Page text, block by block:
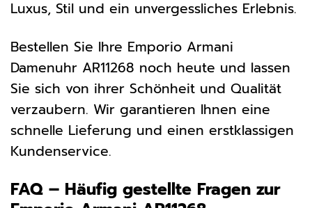
Luxus, Stil und ein unvergessliches Erlebnis.
Bestellen Sie Ihre Emporio Armani
Damenuhr AR11268 noch heute und lassen
Sie sich von ihrer Schönheit und Qualität
verzaubern. Wir garantieren Ihnen eine
schnelle Lieferung und einen erstklassigen
Kundenservice.
FAQ – Häufig gestellte Fragen zur